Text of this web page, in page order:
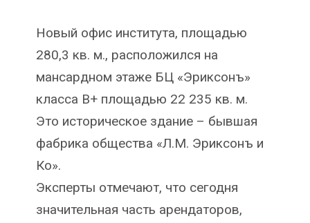
Новый офис института, площадью
280,3 кв. м., расположился на
мансардном этаже БЦ «Эриксонъ»
класса В+ площадью 22 235 кв. м.
Это историческое здание – бывшая
фабрика общества «Л.М. Эриксонъ и
Ко».
Эксперты отмечают, что сегодня
значительная часть арендаторов,